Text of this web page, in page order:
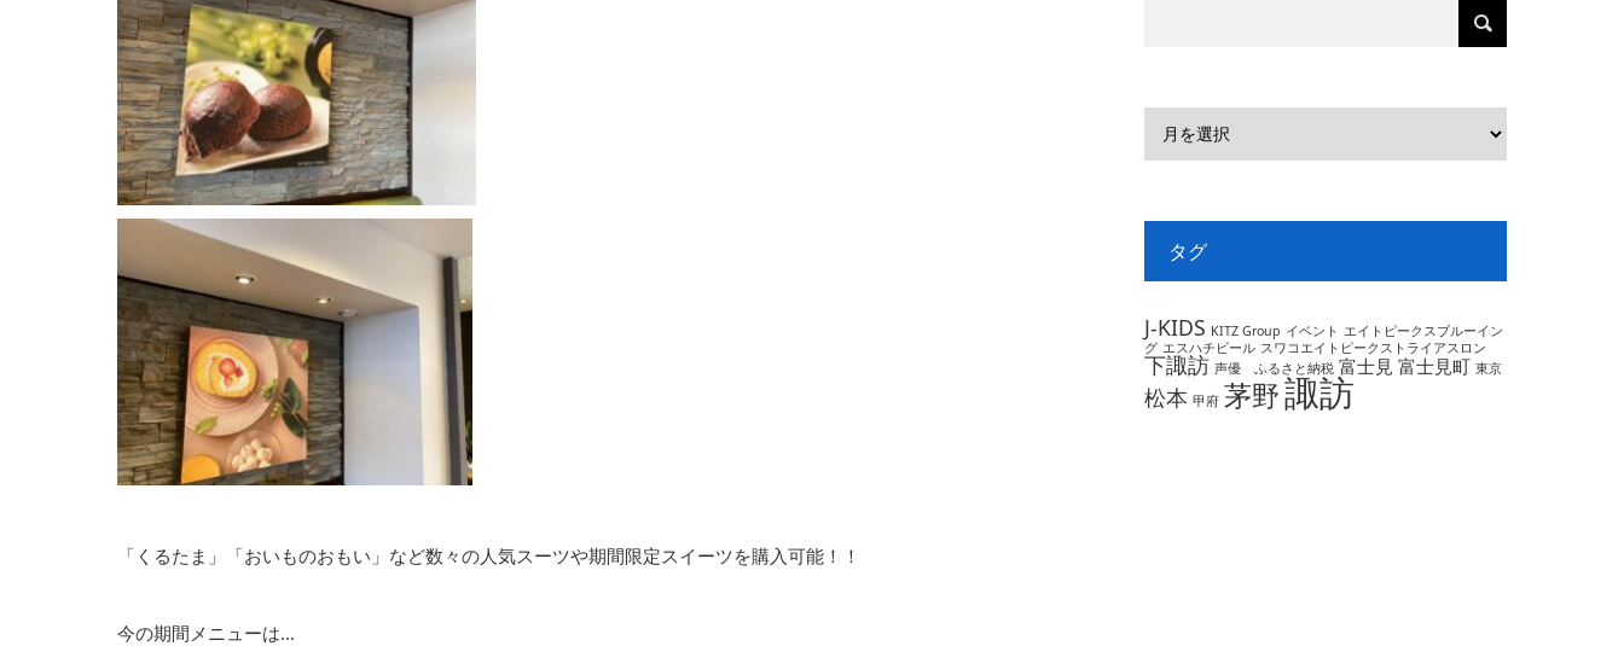
「くるたま」「おいものおもい」など数々の人気スーツや期間限定スイーツを購入可能！！
今の期間メニューは…
タグ
J-KIDS KITZ Group イベント エイトピークスブルーイン
グ エスハチビール スワコエイトピークストライアスロン
下諏訪 声優 ふるさと納税 富士見 富士見町 東京
松本 甲府 茅野諏訪